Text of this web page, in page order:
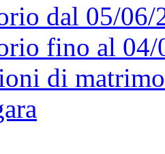
dal 05/06/
fino al 04/
di